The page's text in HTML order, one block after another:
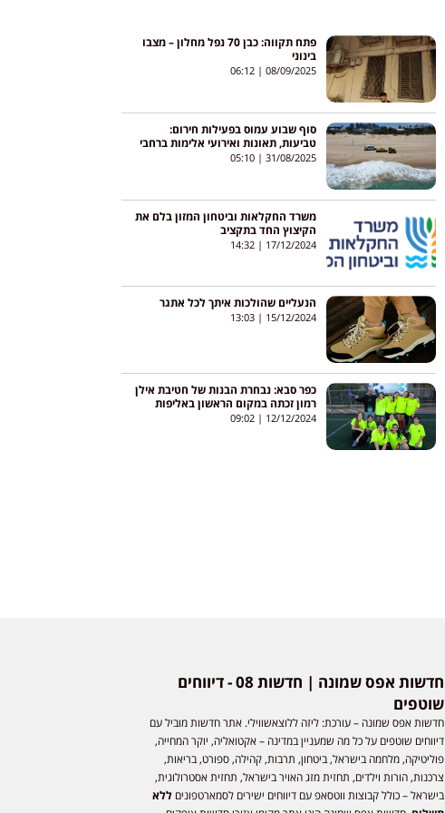
פתח תקווה: כבן 70 נפל מחלון – מצבו
בינוני
08/09/2025
06:12
סוף שבוע עמוס בפעילות חירום:
טביעות, תאונות ואירועי אלימות ברחבי
הארץ
31/08/2025
05:10
משרד החקלאות וביטחון המזון בלם את
הקיצוץ החד בתקציב
17/12/2024
14:32
הנעליים שהולכות איתך לכל אתגר
15/12/2024
13:03
כפר סבא: נבחרת הבנות של חטיבת אילן
רמון זכתה במקום הראשון באליפות
הקטרגל
12/12/2024
09:02
חדשות אפס שמונה | חדשות 08 - דיווחים
שוטפים
חדשות אפס שמונה – עורכת: ליזה ללוצאשווילי. אתר חדשות מוביל עם
דיווחים שוטפים על כל מה שמעניין במדינה – אקטואליה, יוקר המחייה,
פוליטיקה, מלחמה בישראל, ביטחון, תרבות, קהילה, ספורט, בריאות,
צרכנות, הורות וילדים, תחזית מזג האויר בישראל, תחזית אסטרולוגית,
בישראל – כולל קבוצות ווטסאפ עם דיווחים ישירים לסמארטפוניםללא